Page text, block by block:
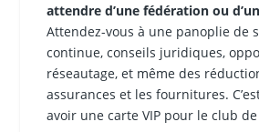
attendre d’une fédération ou
Attendez-vous à une panoplie de
continue, conseils juridiques,
réseautage, et même des
assurances et les fournitures.
avoir une carte VIP pour le club